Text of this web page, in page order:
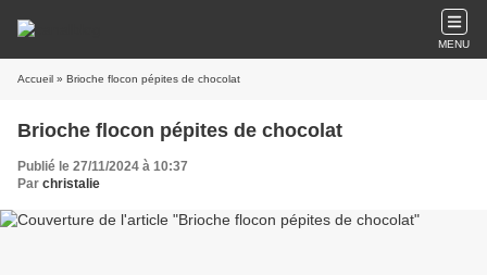
MENU
Accueil » Brioche flocon pépites de chocolat
Brioche flocon pépites de chocolat
Publié le 27/11/2024 à 10:37
Par christalie